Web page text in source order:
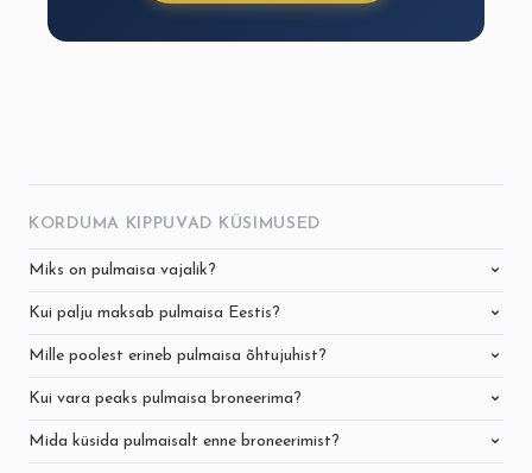
KORDUMA KIPPUVAD KÜSIMUSED
Miks on pulmaisa vajalik?
Kui palju maksab pulmaisa Eestis?
Mille poolest erineb pulmaisa õhtujuhist?
Kui vara peaks pulmaisa broneerima?
Mida küsida pulmaisalt enne broneerimist?